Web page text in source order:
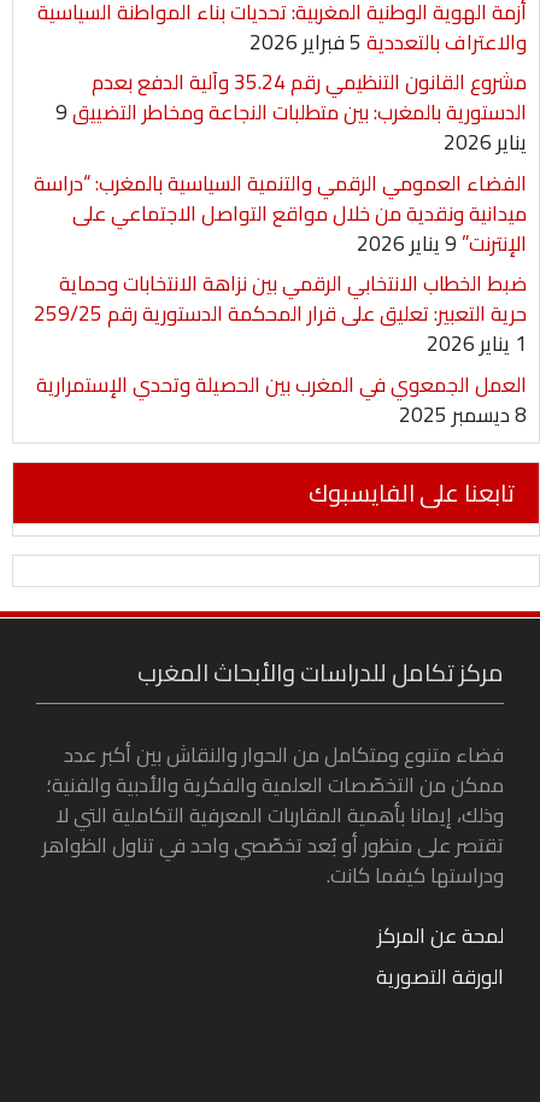
أزمة الهوية الوطنية المغربية: تحديات بناء المواطنة السياسية
والاعتراف بالتعددية5 فبراير 2026
مشروع القانون التنظيمي رقم 35.24 وآلية الدفع بعدم
الدستورية بالمغرب: بين متطلبات النجاعة ومخاطر التضييق9
يناير 2026
الفضاء العمومي الرقمي والتنمية السياسية بالمغرب: “دراسة
ميدانية ونقدية من خلال مواقع التواصل الاجتماعي على
الإنترنت”9 يناير 2026
ضبط الخطاب الانتخابي الرقمي بين نزاهة الانتخابات وحماية
حرية التعبير: تعليق على قرار المحكمة الدستورية رقم 259/25
1 يناير 2026
العمل الجمعوي في المغرب بين الحصيلة وتحدي الإستمرارية
8 ديسمبر 2025
تابعنا على الفايسبوك
مركز تكامل للدراسات والأبحاث المغرب
فضاء متنوع ومتكامل من الحوار والنقاش بين أكبر عدد
ممكن من التخصّصات العلمية والفكرية والأدبية والفنية؛
وذلك، إيمانا بأهمية المقاربات المعرفية التكاملية التي لا
تقتصر على منظور أو بُعد تخصّصي واحد في تناول الظواهر
ودراستها كيفما كانت.
لمحة عن المركز
الورقة التصورية